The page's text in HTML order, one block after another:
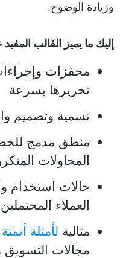
وزيادة الوضوح.
إليك ما يميز القالب
محفزات
تحريرها بسرعة
تسمية وتصميم
منطق مدمج
المحاولات
حالات استخدام
العملاء
مثالية لأمثلة
مجالات التسويق